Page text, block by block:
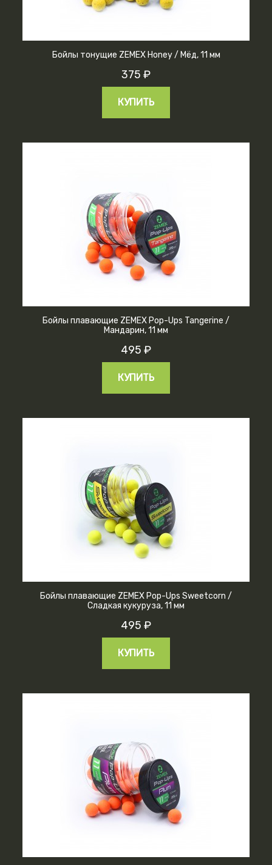
Бойлы тонущие ZEMEX Honey / Мёд, 11 мм
375 ₽
КУПИТЬ
Бойлы плавающие ZEMEX Pop-Ups Tangerine /
Мандарин, 11 мм
495 ₽
КУПИТЬ
Бойлы плавающие ZEMEX Pop-Ups Sweetcorn /
Сладкая кукуруза, 11 мм
495 ₽
КУПИТЬ